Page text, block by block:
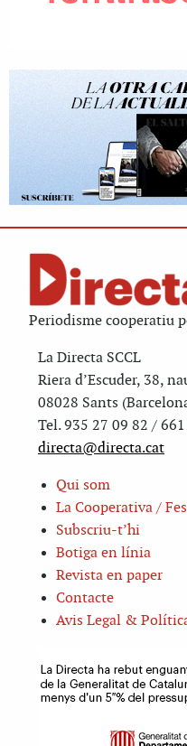
Periodisme cooperatiu
La Directa SCCL
Riera d’Escuder, 38,
08028 Sants
Tel. 935 27 09 82 /
directa@directa.cat
Qui som
La Cooperativa /
Subscriu-t’hi
Botiga en línia
Revista en paper
Contacte
Avis Legal &